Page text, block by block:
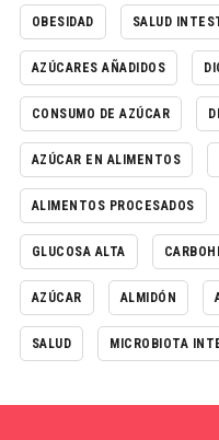
OBESIDAD SALUD
AZÚCARES AÑADIDOS
CONSUMO DE AZÚCAR
AZÚCAR EN ALIMENTOS
ALIMENTOS PROCESADOS
GLUCOSA ALTA
AZÚCAR ALMIDÓN
SALUD MICROBIOTA